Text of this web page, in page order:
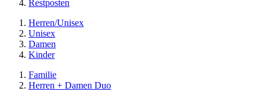
Restposten
Herren/Unisex
Unisex
Damen
Kinder
Familie
Herren + Damen Duo